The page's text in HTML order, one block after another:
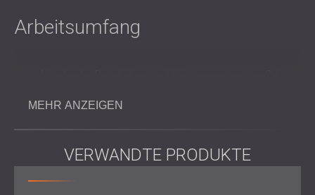
Arbeitsumfang
angepasst an beengte Platzverhältnisse
zur Aufrechterhaltung des Luftstroms
Herstellung und Installationvon PZP-Akustikplatten
und -Lamellen
MEHR ANZEIGEN
VERWANDTE PRODUKTE